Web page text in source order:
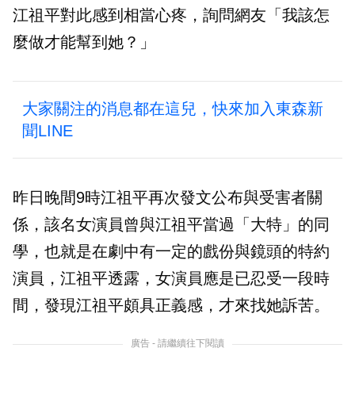
江祖平對此感到相當心疼，詢問網友「我該怎
麼做才能幫到她？」
大家關注的消息都在這兒，快來加入東森新
聞LINE
昨日晚間9時江祖平再次發文公布與受害者關
係，該名女演員曾與江祖平當過「大特」的同
學，也就是在劇中有一定的戲份與鏡頭的特約
演員，江祖平透露，女演員應是已忍受一段時
間，發現江祖平頗具正義感，才來找她訴苦。
廣告 - 請繼續往下閱讀